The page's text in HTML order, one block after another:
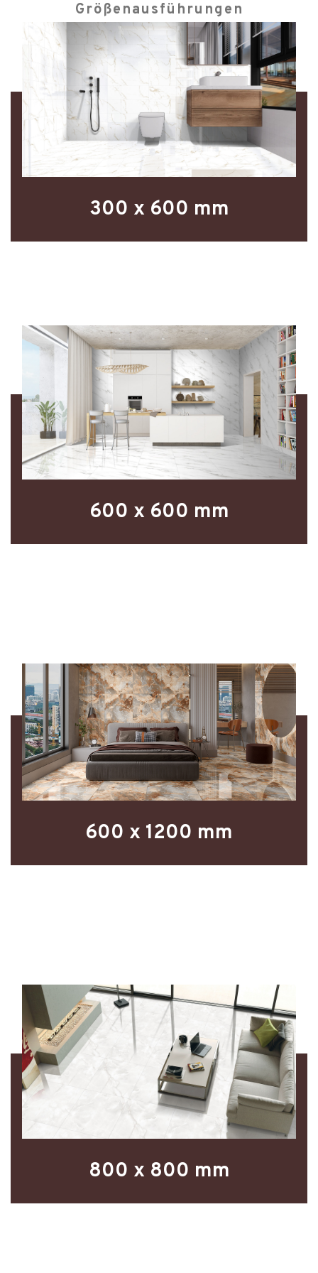
Größenausführungen
300 x 600 mm
600 x 600 mm
600 x 1200 mm
800 x 800 mm